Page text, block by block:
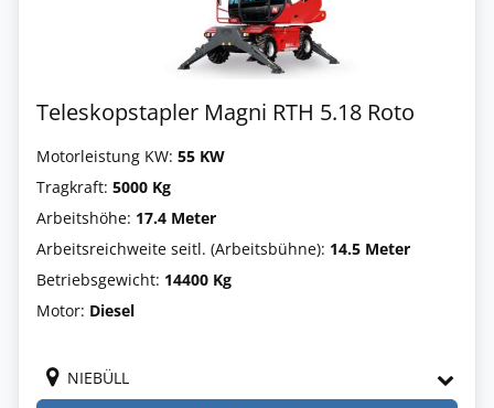
Teleskopstapler Magni RTH 5.18 Roto
Motorleistung KW: 55 KW
Tragkraft: 5000 Kg
Arbeitshöhe: 17.4 Meter
Arbeitsreichweite seitl. (Arbeitsbühne): 14.5 Meter
Betriebsgewicht: 14400 Kg
Motor: Diesel
NIEBÜLL